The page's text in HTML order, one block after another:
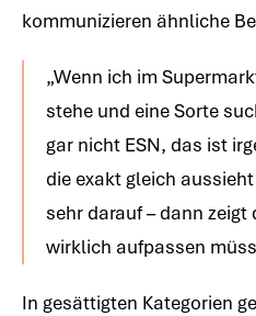
kommunizieren ähnliche
„Wenn ich im
stehe und eine Sorte
gar nicht ESN, das ist
die exakt gleich
sehr darauf – dann
wirklich aufpassen
In gesättigten Kategorien